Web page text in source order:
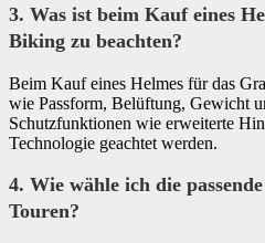
3. Was ist beim Kauf eines
Biking zu beachten?
Beim Kauf eines Helmes für das
wie Passform, Belüftung, Gewicht
Schutzfunktionen wie erweiterte
Technologie geachtet werden.
4. Wie wähle ich die
Touren?